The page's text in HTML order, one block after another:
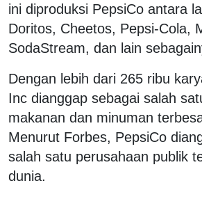
ini diproduksi PepsiCo antara
Doritos, Cheetos, Pepsi-Cola,
SodaStream, dan lain
Dengan lebih dari 265 ribu
Inc dianggap sebagai salah
makanan dan minuman
Menurut Forbes, PepsiCo
salah satu perusahaan publik
dunia.